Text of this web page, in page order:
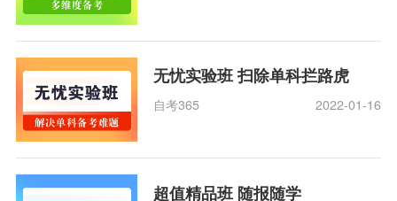
无忧实验班 扫除单科拦路虎
自考365 2022-01-16
超值精品班 随报随学